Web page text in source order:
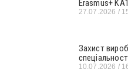
Erasmus+
27.07.2026
Захист
10.07.2026